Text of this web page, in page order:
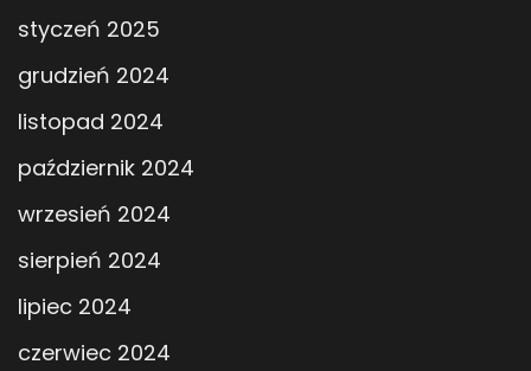
styczeń 2025
grudzień 2024
listopad 2024
październik 2024
wrzesień 2024
sierpień 2024
lipiec 2024
czerwiec 2024